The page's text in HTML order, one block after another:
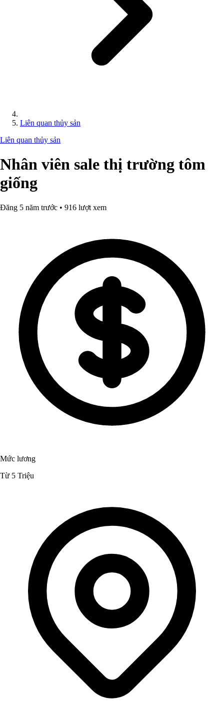
Liên quan thủy sản
Liên quan thủy sản
Nhân viên sale thị trường tôm
giống
Đăng 5 năm trước • 916 lượt xem
Mức lương
Từ 5 Triệu